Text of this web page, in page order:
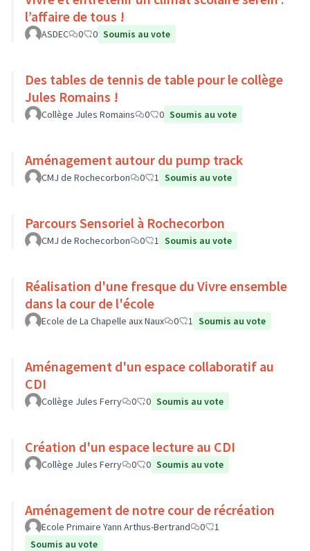
l’affaire de tous !
ASDEC 0 0 Soumis au vote
Des tables de tennis de table pour le collège
Jules Romains !
Collège Jules Romains 0 0 Soumis au vote
Aménagement autour du pump track
CMJ de Rochecorbon 0 1 Soumis au vote
Parcours Sensoriel à Rochecorbon
CMJ de Rochecorbon 0 1 Soumis au vote
Réalisation d'une fresque du Vivre ensemble
dans la cour de l'école
Ecole de La Chapelle aux Naux 0 1 Soumis au vote
Aménagement d'un espace collaboratif au
CDI
Collège Jules Ferry 0 0 Soumis au vote
Création d'un espace lecture au CDI
Collège Jules Ferry 0 0 Soumis au vote
Aménagement de notre cour de récréation
Ecole Primaire Yann Arthus-Bertrand 0
1
Soumis au vote